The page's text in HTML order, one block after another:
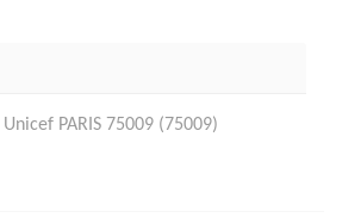
Unicef PARIS 75009 (75009)